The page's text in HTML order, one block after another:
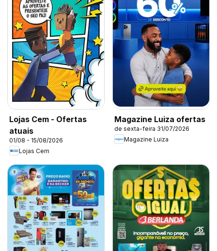
Lojas Cem - Ofertas
atuais
01/08 - 15/08/2026
Lojas Cem
Magazine Luiza ofertas
de sexta-feira 31/07/2026
Magazine Luiza